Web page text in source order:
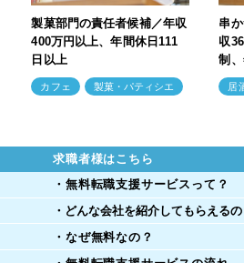
製菓部門の責任者候補／年収
400万円以上、年間休日111
日以上
カフェ 製菓・パティシエ
串
収
制
居
求職者様はこちら
・無料転職支援サービスって？
・どんな会社を紹介してもらえるの
・なぜ無料なの？